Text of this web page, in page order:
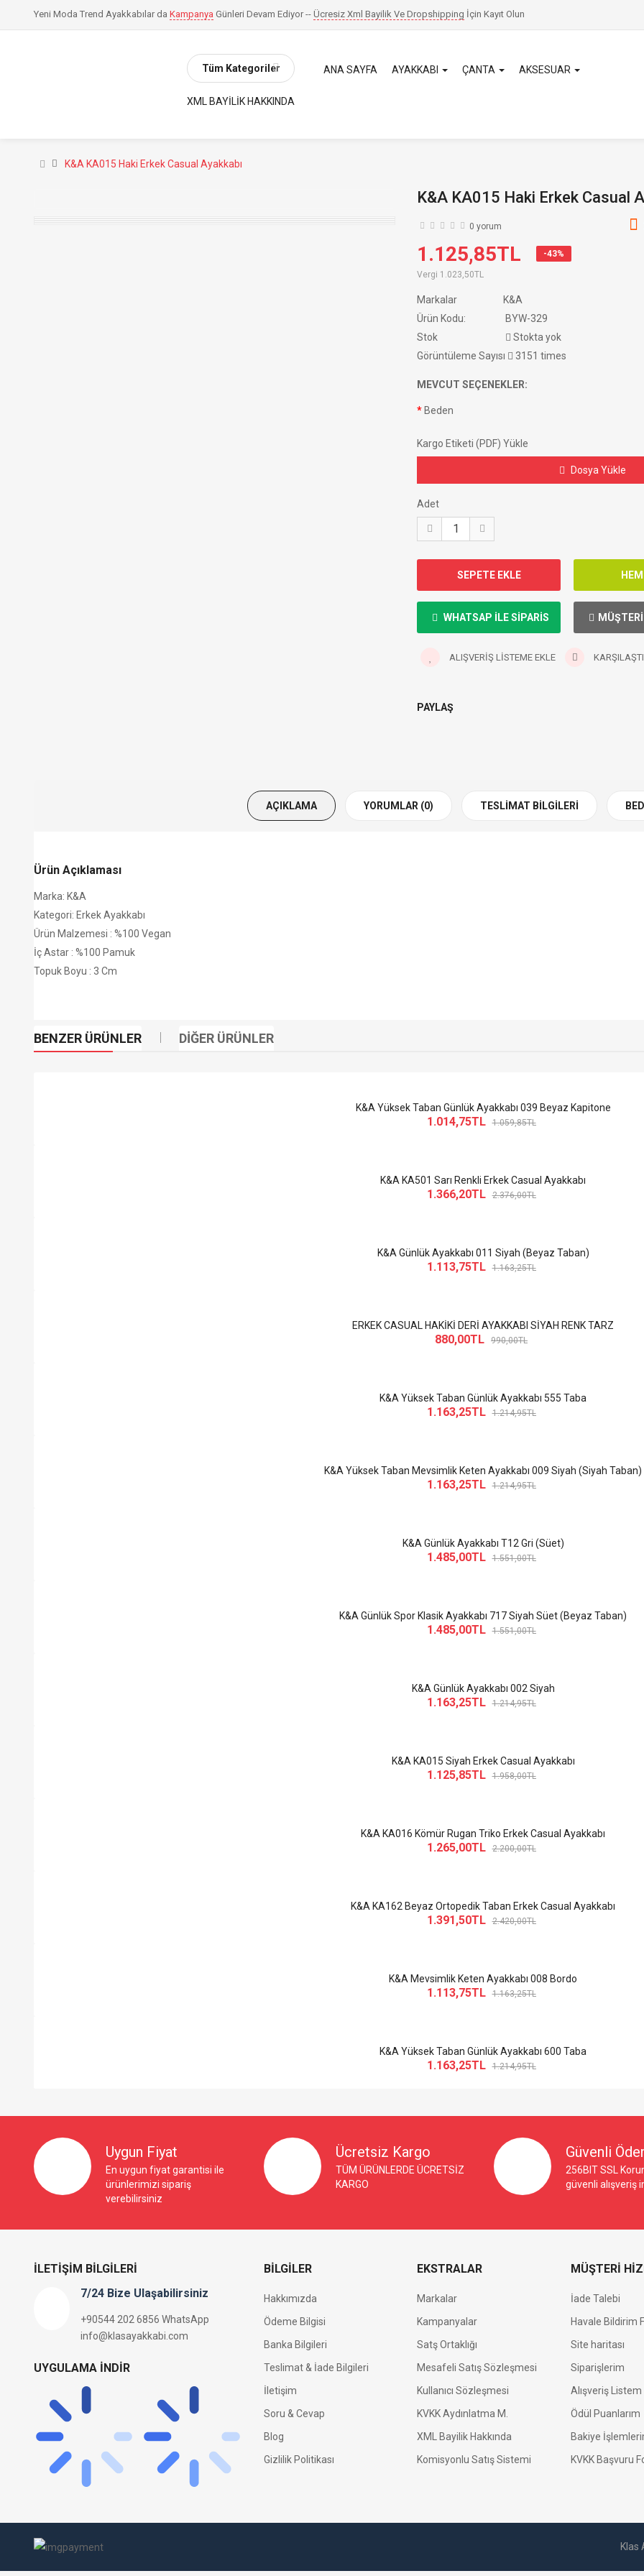
Yeni Moda Trend Ayakkabılar daKampanya Günleri Devam Ediyor --Ücresiz Xml Bayilik Ve Dropshipping İçinKayıt Olun
Tüm Kategoriler ANA SAYFA AYAKKABI ÇANTA AKSESUAR
XML BAYILIK HAKKINDA
K&A KA015 Haki Erkek Casual Ayakkabı
K&A KA015 Haki Erkek Casual
0 yorum
1.125,85TL -43%
Vergi 1.023,50TL
Markalar
K&A
Ürün Kodu:
BYW-329
Stok
Stokta yok
Görüntüleme Sayısı
3151 times
MEVCUT SEÇENEKLER:
Beden
Kargo Etiketi (PDF) Yükle
Dosya Yükle
Adet
WHATSAP ILE SIPARIS
ALIŞVERIŞ LISTEME EKLE
PAYLAŞ
AÇIKLAMA YORUMLAR (0) TESLIMAT BILGILERI
Ürün Açıklaması
Marka: K&A
Kategori: Erkek Ayakkabı
Ürün Malzemesi : %100 Vegan
İç Astar : %100 Pamuk
Topuk Boyu : 3 Cm
BENZER ÜRÜNLER DIĞER ÜRÜNLER
K&A Yüksek Taban Günlük Ayakkabı 039 Beyaz Kapitone
1.014,75TL 1.059,85TL
K&A KA501 Sarı Renkli Erkek Casual Ayakkabı
1.366,20TL 2.376,00TL
K&A Günlük Ayakkabı 011 Siyah (Beyaz Taban)
1.113,75TL 1.163,25TL
ERKEK CASUAL HAKİKİ DERİ AYAKKABI SİYAH RENK TARZ
880,00TL 990,00TL
K&A Yüksek Taban Günlük Ayakkabı 555 Taba
1.163,25TL 1.214,95TL
K&A Yüksek Taban Mevsimlik Keten Ayakkabı 009 Siyah (Siyah Taban)
1.163,25TL 1.214,95TL
K&A Günlük Ayakkabı T12 Gri (Süet)
1.485,00TL 1.551,00TL
K&A Günlük Spor Klasik Ayakkabı 717 Siyah Süet (Beyaz Taban)
1.485,00TL 1.551,00TL
K&A Günlük Ayakkabı 002 Siyah
1.163,25TL 1.214,95TL
K&A KA015 Siyah Erkek Casual Ayakkabı
1.125,85TL 1.958,00TL
K&A KA016 Kömür Rugan Triko Erkek Casual Ayakkabı
1.265,00TL 2.200,00TL
K&A KA162 Beyaz Ortopedik Taban Erkek Casual Ayakkabı
1.391,50TL 2.420,00TL
K&A Mevsimlik Keten Ayakkabı 008 Bordo
1.113,75TL 1.163,25TL
K&A Yüksek Taban Günlük Ayakkabı 600 Taba
1.163,25TL 1.214,95TL
Uygun Fiyat
En uygun fiyat garantisi ile
ürünlerimizi sipariş
verebilirsiniz
Ücretsiz Kargo
TÜM ÜRÜNLERDE ÜCRETSİZ
KARGO
Güvenli
256BIT SSL
güvenli alışveriş
İLETIŞIM BILGILERI
7/24 Bize Ulaşabilirsiniz
+90544 202 6856 WhatsApp
info@klasayakkabi.com
UYGULAMA İNDIR
BILGILER
Hakkımızda
Ödeme Bilgisi
Banka Bilgileri
Teslimat & İade Bilgileri
İletişim
Soru & Cevap
Blog
Gizlilik Politikası
EKSTRALAR
Markalar
Kampanyalar
Satş Ortaklığı
Mesafeli Satış Sözleşmesi
Kullanıcı Sözleşmesi
KVKK Aydınlatma M.
XML Bayilik Hakkında
Komisyonlu Satış Sistemi
MÜŞTERİ
İade Talebi
Havale Bildirim
Site haritası
Siparişlerim
Alışveriş Listem
Ödül Puanlarım
Bakiye
KVKK Başvuru
Klas